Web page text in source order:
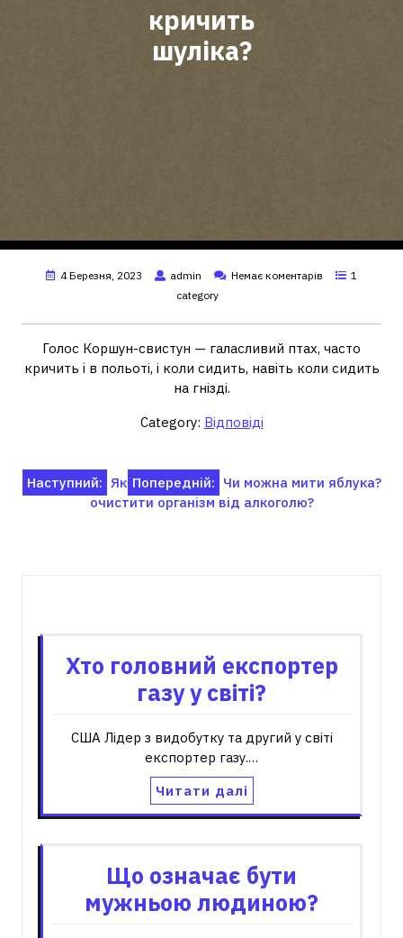
кричить
шуліка?
4 Березня, 2023 admin Немає коментарів
1
category
Голос Коршун-свистун — галасливий птах, часто
кричить і в польоті, і коли сидить, навіть коли сидить
на гнізді.
Category: Відповіді
Навігація
записів
Попередній: Чи можна мити яблука?
Наступний: Як
очистити організм від алкоголю?
Хто головний експортер
газу у світі?
США Лідер з видобутку та другий у світі
експортер газу.…
Читати далі
Що означає бути
мужньою людиною?